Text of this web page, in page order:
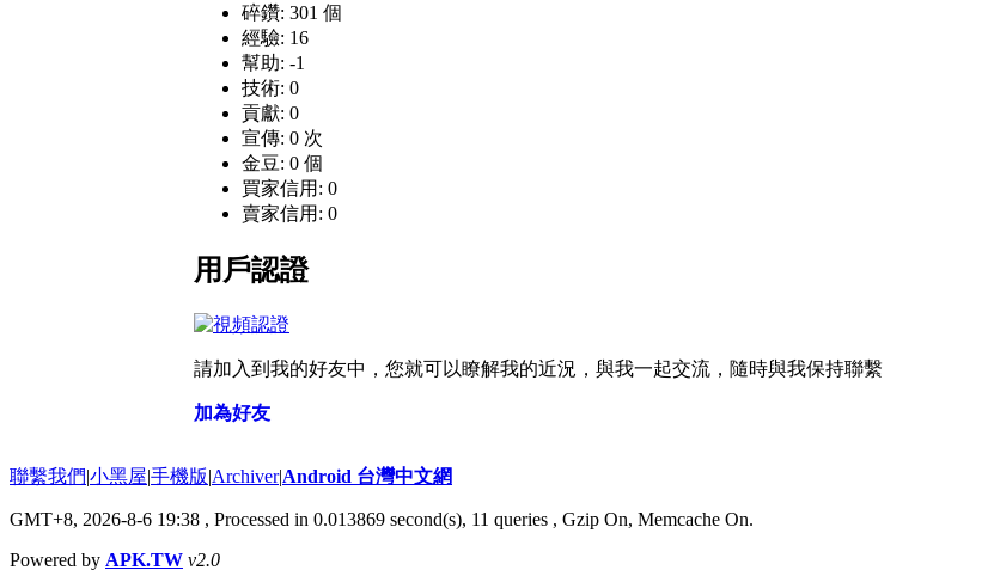
碎鑽: 301 個
經驗: 16
幫助: -1
技術: 0
貢獻: 0
宣傳: 0 次
金豆: 0 個
買家信用: 0
賣家信用: 0
用戶認證
請加入到我的好友中，您就可以瞭解我的近況，與我一起交流，隨時與我保持聯繫
加為好友
聯繫我們|小黑屋|手機版|Archiver|Android 台灣中文網
GMT+8, 2026-8-6 19:38 , Processed in 0.013869 second(s), 11 queries , Gzip On, Memcache On.
Powered by APK.TW v2.0